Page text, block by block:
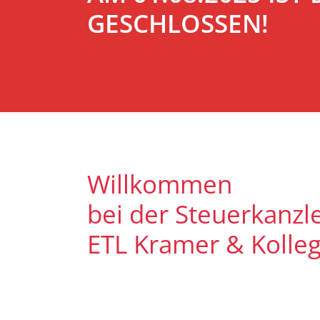
GESCHLOSSEN!
Willkommen
bei der
ETL Kramer &